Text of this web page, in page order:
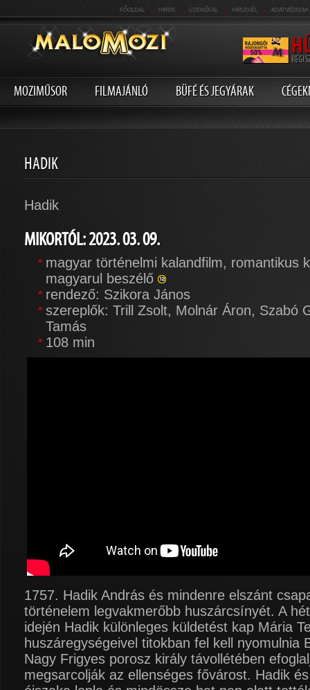
FŐOLDAL . HIREK . ÜZENŐFAL . HÍRLEVÉL . ADATVÉDELMI
MOZIMŰSOR FILMAJÁNLÓ BÜFÉ ÉS JEGYÁRAK
HADIK
Hadik
MIKORTÓL: 2023. 03. 09.
magyar történelmi kalandfilm, romantikus
magyarul beszélő
rendező: Szikora János
szereplők: Trill Zsolt, Molnár Áron, Szabó
Tamás
108 min
1757. Hadik András és mindenre elszánt
történelem legvakmerőbb huszárcsínyét. A
idején Hadik különleges küldetést kap Mária
huszáregységeivel titokban fel kell nyomulnia
Nagy Frigyes porosz király távollétében
megsarcolják az ellenséges fővárost. Hadik